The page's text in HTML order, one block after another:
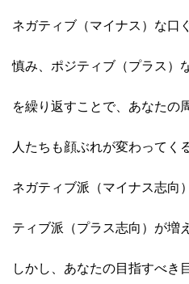
ネガティブ（マイナス）な口
慎み、ポジティブ（プラス）
を繰り返すことで、あなたの
人たちも顔ぶれが変わってく
ネガティブ派（マイナス志向
ティブ派（プラス志向）が増
しかし、あなたの目指すべき